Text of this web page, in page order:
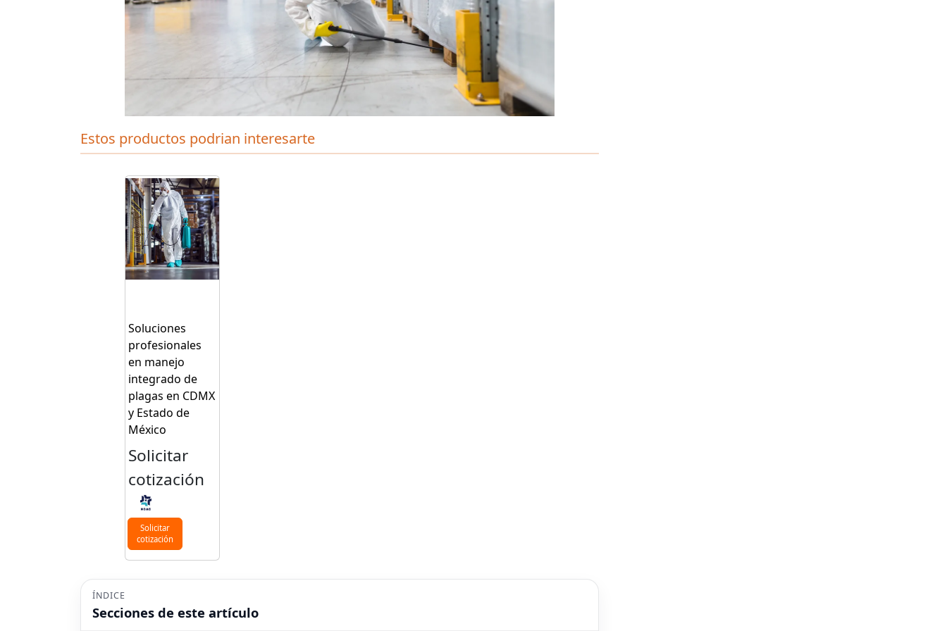
Estos productos podrian interesarte
Soluciones
profesionales
en manejo
integrado de
plagas en CDMX
y Estado de
México
Solicitar
cotización
Solicitar
cotización
ÍNDICE
Secciones de este artículo